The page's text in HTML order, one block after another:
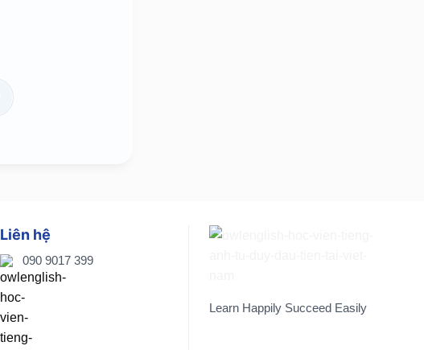
Liên hệ
090 9017 399
Learn Happily Succeed Easily